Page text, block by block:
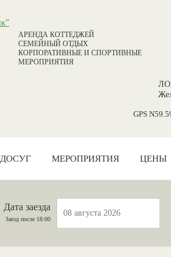
АРЕНДА КОТТЕДЖЕЙ
СЕМЕЙНЫЙ ОТДЫХ
КОРПОРАТИВНЫЕ И СПОРТИВНЫЕ
МЕРОПРИЯТИЯ
GPS
ДОСУГ МЕРОПРИЯТИЯ ЦЕНЫ
Дата заезда
Заезд после 18:00